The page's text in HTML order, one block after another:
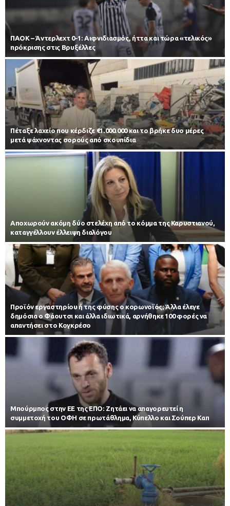
ΠΑΟΚ – Άντερλεχτ 0-1: Αιφνιδιασμός, ήττα και τώρα «τελικός»
πρόκρισης στις Βρυξέλλες
Πέταξε λαχείο που κέρδιζε €1.000.000 και το βρήκε δυο μέρες
μετά ψάχνοντας σορούς από σκουπίδια
Αποχωρούν ακόμη δύο στελέχη από το κόμμα της Καρυστιανού,
καταγγέλλουν έλλειψη διαλόγου
Προϊόν εργαστηρίου ή της φύσης ο κορωνοϊός; Άλλα έλεγε
δημόσια ο Φάουτσι και άλλα ιδιωτικά, αρνήθηκε 100 φορές να
απαντήσει στο Κογκρέσο
Μπούρμπος στην ΕΕ της ΕΠΟ: Ζητάει να απαγορευτεί η
συμμετοχή του ΟΦΗ σε πρωτάθλημα, Κύπελλο και Σούπερ Καπ